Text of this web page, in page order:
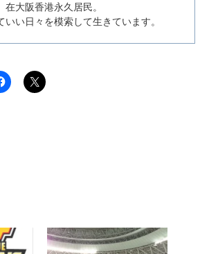
在大阪香港永久居民。
いい日々を模索して生きています。